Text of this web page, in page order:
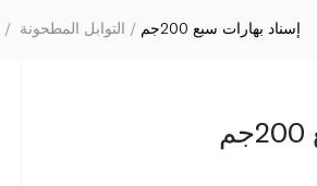
التوابل المطحونة إسناد بهارات سبع 200جم